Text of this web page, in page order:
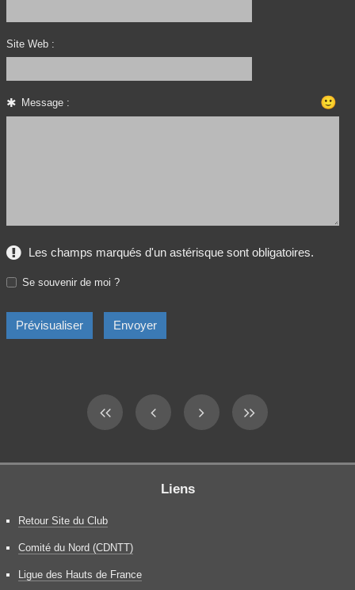
Site Web :
Message : 🙂
Les champs marqués d'un astérisque sont obligatoires.
Se souvenir de moi ?
Liens
Retour Site du Club
Comité du Nord (CDNTT)
Ligue des Hauts de France